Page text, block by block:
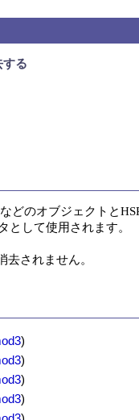
る
などのオブジェクトと
として使用されます。
去されません。
)
)
)
)